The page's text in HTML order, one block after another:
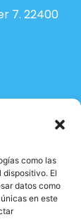
como las
El
datos como
en este
7. 22400